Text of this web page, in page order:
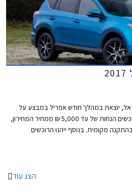
יוצאת במהלך חודש אפריל במבצע על
מגוון דגמים במסגרתו מוצעים לרוכשים הנחות של עד 5,000 ₪ ממחיר המחירון,
מקומית. בנוסף ייהנו הרוכשים
הצג עוד